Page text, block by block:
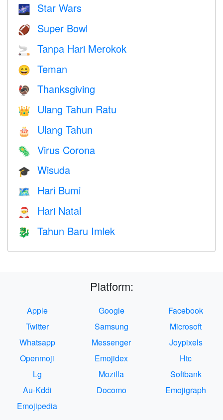
🌌 Star Wars
🏈 Super Bowl
🚬 Tanpa Hari Merokok
😄 Teman
🦃 Thanksgiving
👑 Ulang Tahun Ratu
🎂 Ulang Tahun
🦠 Virus Corona
🎓 Wisuda
🗺️ Hari Bumi
🎅 Hari Natal
🐉 Tahun Baru Imlek
Platform:
Apple Google
Facebook
Twitter
Samsung
Microsoft
Whatsapp
Messenger
Joypixels
Openmoji
Emojidex
Htc
Lg
Mozilla
Softbank
Au-Kddi
Docomo
Emojigraph
Emojipedia